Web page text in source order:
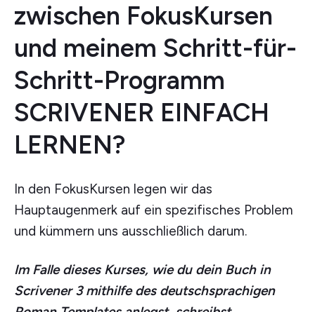
zwischen FokusKursen
und meinem Schritt-für-
Schritt-Programm
SCRIVENER EINFACH
LERNEN?
In den FokusKursen legen wir das
Hauptaugenmerk auf ein spezifisches Problem
und kümmern uns ausschließlich darum.
Im Falle dieses Kurses, wie du dein Buch in
Scrivener 3 mithilfe des deutschsprachigen